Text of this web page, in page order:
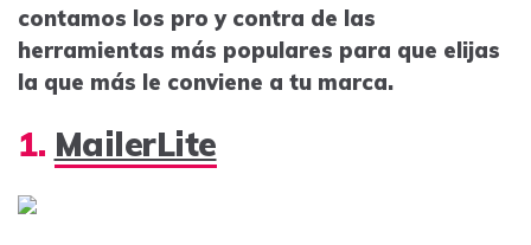
contamos los pro y contra de las
herramientas más populares para que elijas
la que más le conviene a tu marca.
1. MailerLite